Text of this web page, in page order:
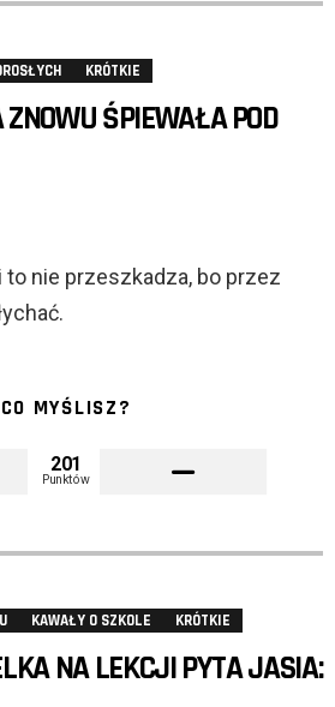
KRÓTKIE
ŚPIEWAŁA POD
nie przeszkadza, bo przez
CO MYŚLISZ?
201
Punktów
KAWAŁY O SZKOLE KRÓTKIE
NA LEKCJI PYTA JASIA: